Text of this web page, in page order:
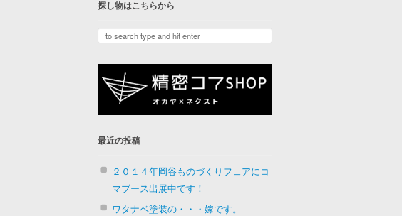
探し物はこちらから
最近の投稿
２０１４年岡谷ものづくりフェアにコ
マブース出展中です！
ワタナベ塗装の・・・嫁です。